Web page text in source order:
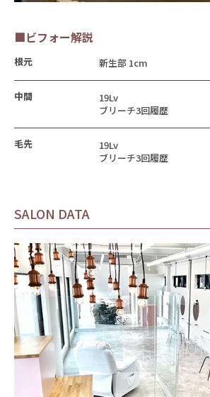
■ビフォー解説
根元 新生部 1cm
中間
19Lv
ブリーチ3回履歴
毛先
19Lv
ブリーチ3回履歴
SALON DATA